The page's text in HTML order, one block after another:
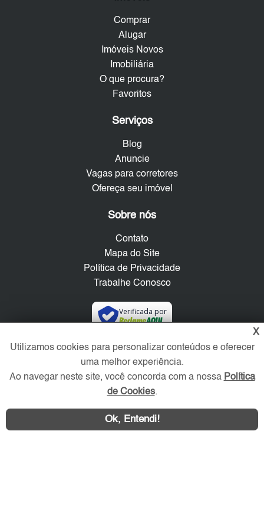
Comprar
Alugar
Imóveis Novos
Imobiliária
O que procura?
Favoritos
Serviços
Blog
Anuncie
Vagas para corretores
Ofereça seu imóvel
Sobre nós
Contato
Mapa do Site
Política de Privacidade
Trabalhe Conosco
Verificada por
Redes Sociais
X
Utilizamos cookies para personalizar conteúdos e oferecer
uma melhor experiência.
Ao navegar neste site, você concorda com a nossa Política
de Cookies.
Ok, Entendi!